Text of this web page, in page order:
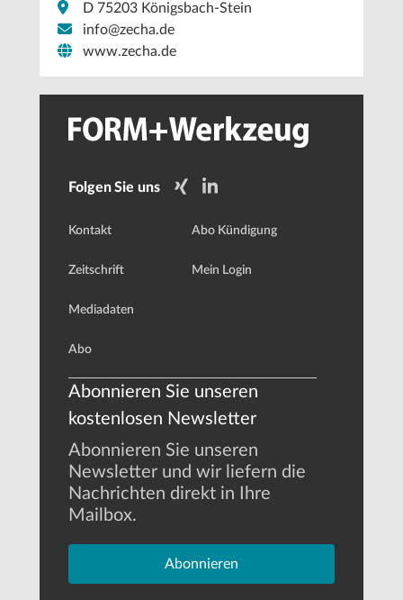
D 75203 Königsbach-Stein
info@zecha.de
www.zecha.de
Folgen Sie uns
Kontakt
Zeitschrift
Mediadaten
Abo
Abo Kündigung
Mein Login
Abonnieren Sie unseren
kostenlosen Newsletter
Abonnieren Sie unseren
Newsletter und wir liefern die
Nachrichten direkt in Ihre
Mailbox.
Abonnieren